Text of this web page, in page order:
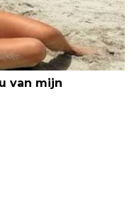
van mijn